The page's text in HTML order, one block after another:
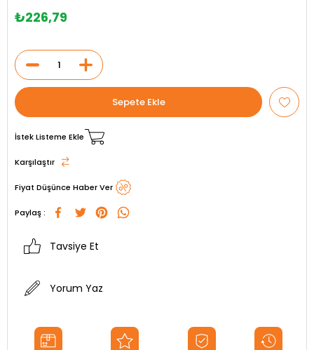
₺226,79
İstek Listeme Ekle
Karşılaştır
Fiyat Düşünce Haber Ver
Paylaş :
Tavsiye Et
Yorum Yaz